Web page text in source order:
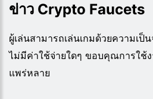
ข่าว Crypto Faucets
ผู้เล่นสามารถเล่นเกมด้วยความเป็
ไม่มีค่าใช้จ่ายใดๆ ขอบคุณการใช้
แพร่หลาย